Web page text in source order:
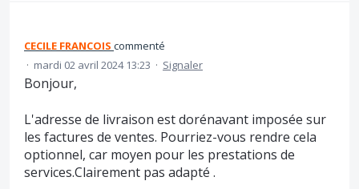
CECILE FRANCOIS commenté
· mardi 02 avril 2024 13:23 · Signaler
Bonjour,
L'adresse de livraison est dorénavant imposée sur
les factures de ventes. Pourriez-vous rendre cela
optionnel, car moyen pour les prestations de
services.Clairement pas adapté .